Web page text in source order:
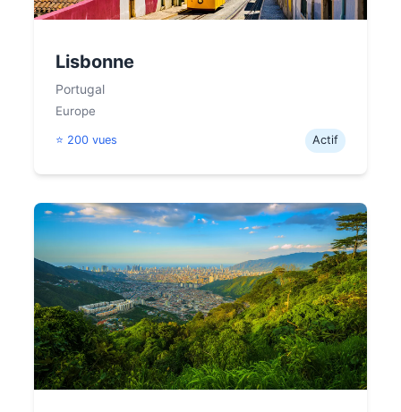
Lisbonne
Portugal
Europe
⭐ 200 vues Actif